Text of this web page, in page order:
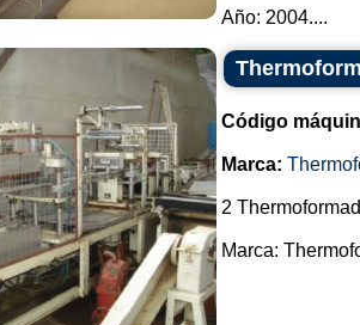
Año: 2004....
Código
Marca:
2
Marca: